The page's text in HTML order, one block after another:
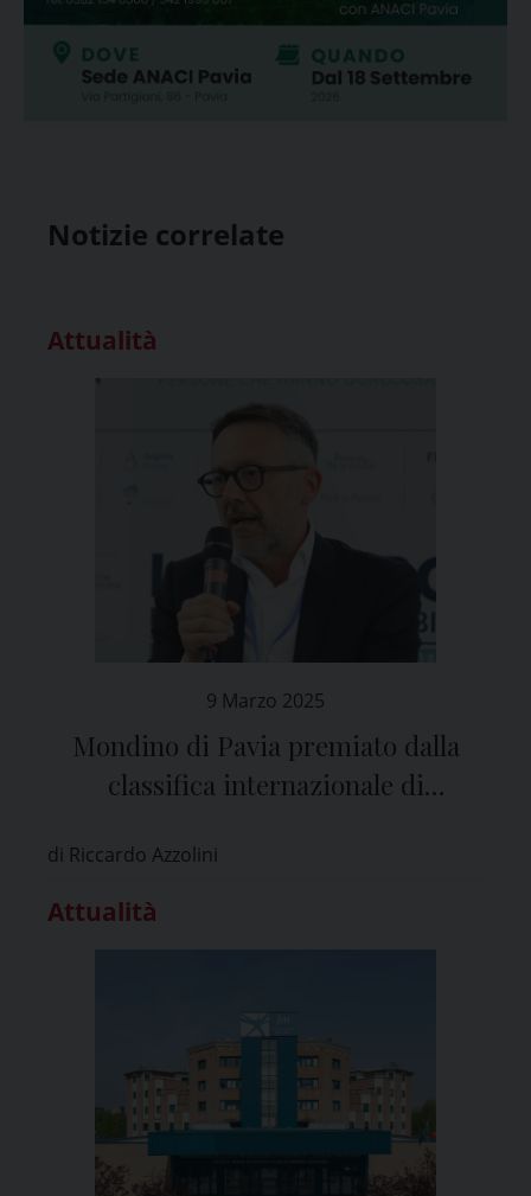
Notizie correlate
Attualità
9 Marzo 2025
Mondino di Pavia premiato dalla
classifica internazionale di
di Riccardo Azzolini
Attualità